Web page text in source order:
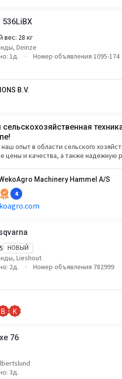
536LiBX
вес: 28 кг
Deinze
1д.
Номер объявления 1095-174
B.V.
опыт в области сельского
цены и качества, а также надежную
Machinery Hammel A/S
4
НОВЫЙ
Lieshout
2д.
Номер объявления 782999
B K
76
3д.